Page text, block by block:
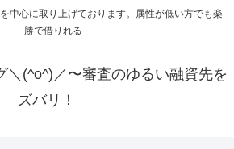
中心に取り上げております。属性が低い方でも楽
勝で借りれる
＼(^o^)／〜審査のゆるい融資先を
ズバリ！